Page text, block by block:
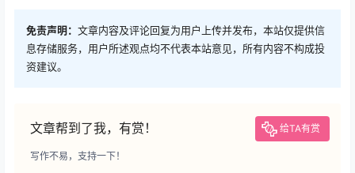
免责声明： 文章内容及评论回复为用户上传并发布，本站仅提供信
息存储服务，用户所述观点均不代表本站意见，所有内容不构成投
资建议。
文章帮到了我，有赏！ 给TA有赏
写作不易，支持一下！